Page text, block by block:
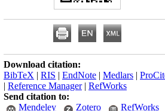
Download citation:
BibTeX | RIS | EndNote | Medlars |
| Reference Manager| RefWorks
Send citation to:
Mendeley
Zotero RefWorks